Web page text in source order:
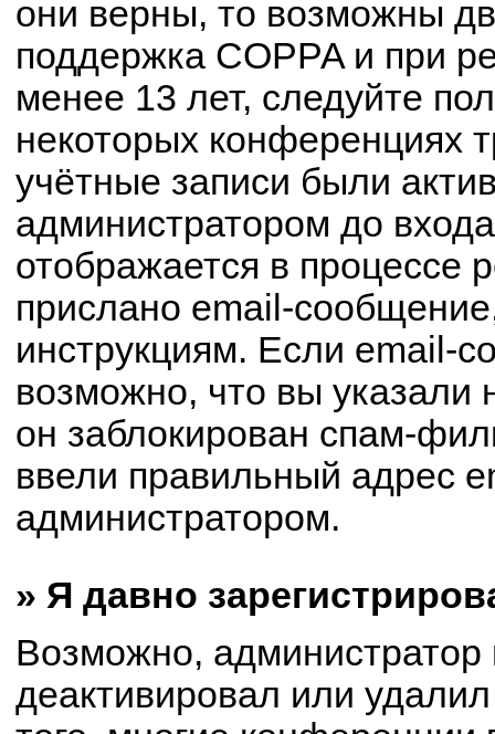
они верны, то возможны
поддержка COPPA и при
менее 13 лет, следуйте
некоторых конференциях
учётные записи были
администратором до
отображается в процессе
прислано email-
инструкциям. Если email-
возможно, что вы
он заблокирован спам-
ввели правильный адрес
администратором.
» Я давно
Возможно, администратор
деактивировал или